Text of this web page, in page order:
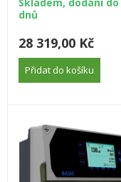
dnů
28 319,00 Kč
Přidat do košíku